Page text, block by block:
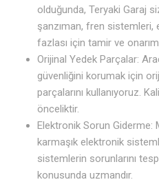
olduğunda, Teryaki Garaj
şanzıman, fren sistemleri,
fazlası için tamir ve
Orijinal Yedek Parçalar:
güvenliğini korumak için
parçalarını kullanıyoruz.
önceliktir.
Elektronik Sorun Giderme:
karmaşık elektronik
sistemlerin sorunlarını
konusunda uzmandır.